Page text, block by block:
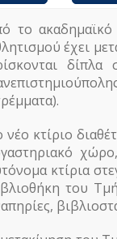
το
έχει
δίπλα
νέο κτίριο
κτίρια
του